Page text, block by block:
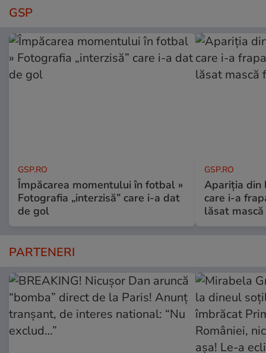
GSP
GSP.RO
Împăcarea momentului în fotbal »
Fotografia „interzisă” care i-a dat
de gol
GSP.RO
Apariția din
care i-a
lăsat mască
PARTENERI